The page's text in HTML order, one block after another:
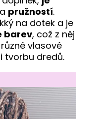
a pružností.
na dotek a je
barev, což z něj
vlasové
tvorbu dredů.